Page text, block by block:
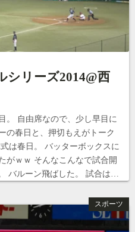
シリーズ2014@西
。 自由席なので、少し早目に
の春日と、押切もえがトーク
は春日。 バッターボックスに
がｗｗ そんなこんなで試合開
バルーン飛ばした。 試合は…
スポーツ